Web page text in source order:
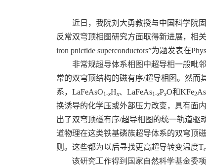
近日，我院刘大勇教授与中国科学院
反常双穹顶相图研究方面取得新进展，相
iron pnictide superconductors”为题发表在
非常规超导体系相图中超导相一般毗
常的双穹顶结构的磁有序/超导相图。然而
系， LaFeAsO1-xHx、 LaFeAs1-xPxO和KFe2As
换诱导的化学压或外部压力改变，具有面
出了双穹顶磁有序/超导相图的统一轨道驱
道物理在这类铁基磷族超导体系的双穹顶
则。这些都为以后寻找更高超导转变温度Tc
该研究工作得到国家自然科学基金委项